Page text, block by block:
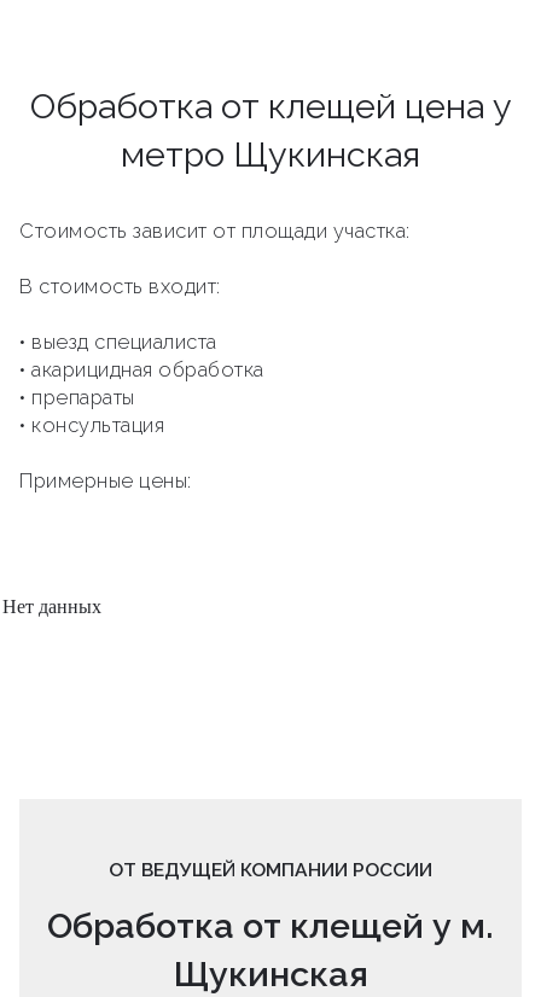
Обработка от клещей цена у
метро Щукинская
Стоимость зависит от площади участка:
В стоимость входит:
• выезд специалиста
• акарицидная обработка
• препараты
• консультация
Примерные цены:
Нет данных
ОТ ВЕДУЩЕЙ КОМПАНИИ РОССИИ
Обработка от клещей у м.
Щукинская